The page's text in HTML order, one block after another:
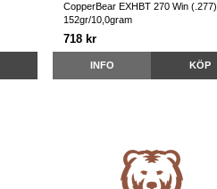
CopperBear EXHBT 270 Win (.277)
152gr/10,0gram
718 kr
INFO KÖP